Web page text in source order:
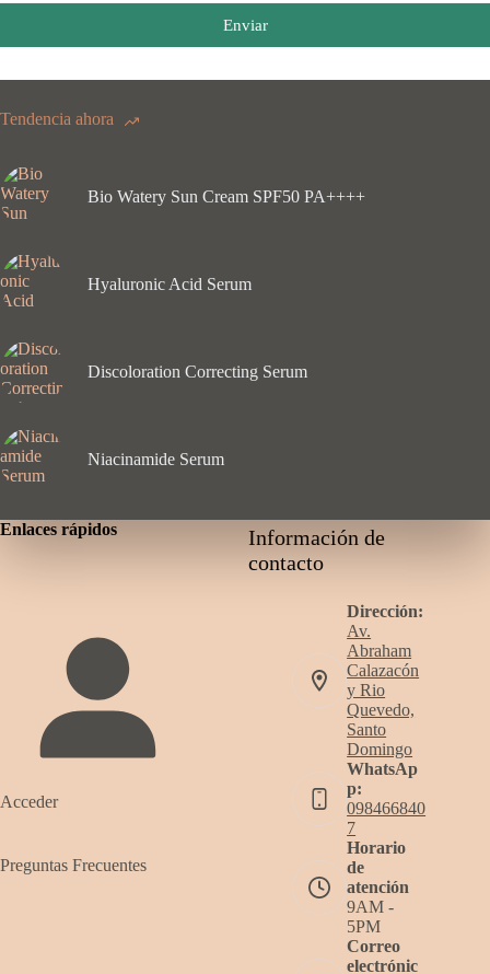
Enviar
Tendencia ahora
Bio Watery Sun Cream SPF50 PA++++
Hyaluronic Acid Serum
Discoloration Correcting Serum
Niacinamide Serum
Enlaces rápidos
Acceder
Preguntas Frecuentes
Información de
contacto
Dirección:
Av.
Abraham
Calazacón
y Rio
Quevedo,
Santo
Domingo
WhatsAp
p:
098466840
7
Horario
de
atención
9AM -
5PM
Correo
electrónic